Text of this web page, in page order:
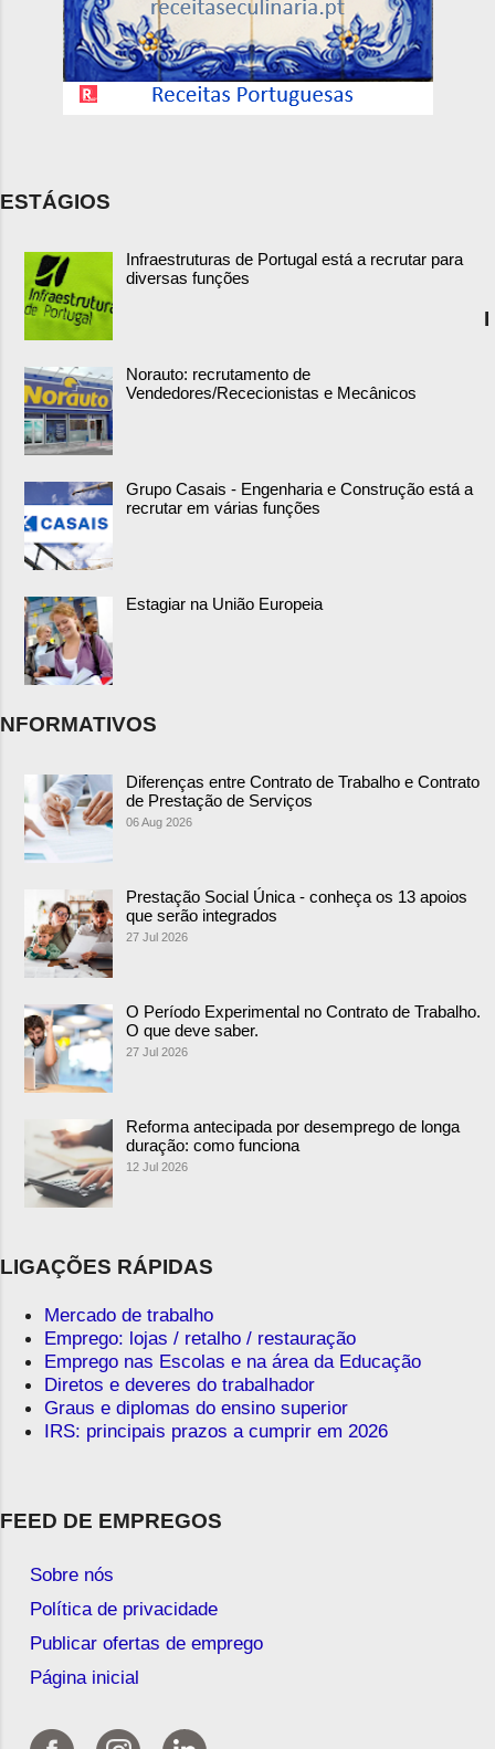
ESTÁGIOS
Infraestruturas de Portugal está a recrutar para
diversas funções
Norauto: recrutamento de
Vendedores/Rececionistas e Mecânicos
Grupo Casais - Engenharia e Construção está a
recrutar em várias funções
Estagiar na União Europeia
I
NFORMATIVOS
Diferenças entre Contrato de Trabalho e Contrato
de Prestação de Serviços
06 Aug 2026
Prestação Social Única - conheça os 13 apoios
que serão integrados
27 Jul 2026
O Período Experimental no Contrato de Trabalho.
O que deve saber.
27 Jul 2026
Reforma antecipada por desemprego de longa
duração: como funciona
12 Jul 2026
LIGAÇÕES RÁPIDAS
Mercado de trabalho
Emprego: lojas / retalho / restauração
Emprego nas Escolas e na área da Educação
Diretos e deveres do trabalhador
Graus e diplomas do ensino superior
IRS: principais prazos a cumprir em 2026
FEED DE EMPREGOS
Sobre nós
Política de privacidade
Publicar ofertas de emprego
Página inicial